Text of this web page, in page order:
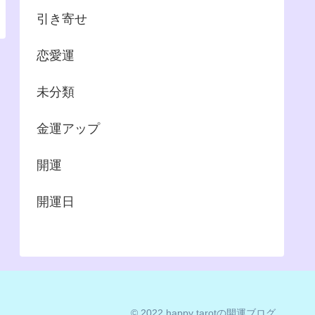
引き寄せ
恋愛運
未分類
金運アップ
開運
開運日